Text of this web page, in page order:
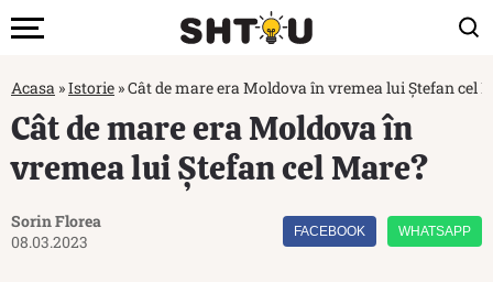
Acasa »Istorie »Cât de mare era Moldova în vremea lui Ștefan cel
Cât de mare era Moldova în
vremea lui Ștefan cel Mare?
Sorin Florea
08.03.2023
FACEBOOK WHATSAPP